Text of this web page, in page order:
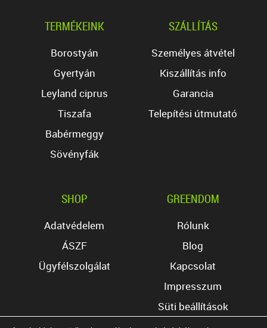
TERMÉKEINK
Borostyán
Gyertyán
Leyland ciprus
Tiszafa
Babérmeggy
Sövényfák
SZÁLLÍTÁS
Személyes átvétel
Kiszállítás info
Garancia
Telepítési útmutató
SHOP
Adatvédelem
ÁSZF
Ügyfélszolgálat
GREENDOM
Rólunk
Blog
Kapcsolat
Impresszum
Süti beállítások